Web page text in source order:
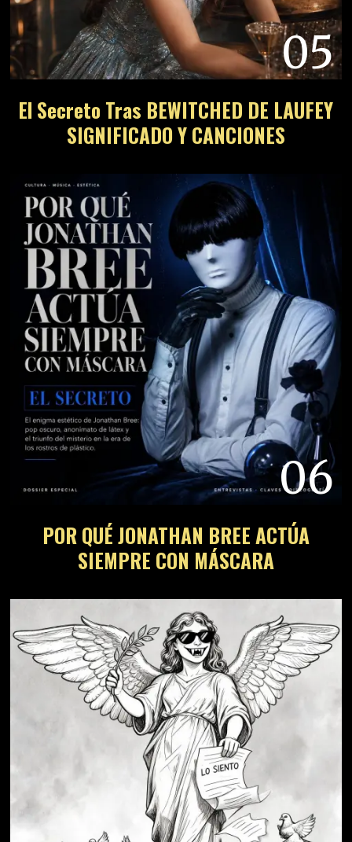
05
El Secreto Tras BEWITCHED DE LAUFEY
SIGNIFICADO Y CANCIONES
06
POR QUÉ JONATHAN BREE ACTÚA
SIEMPRE CON MÁSCARA